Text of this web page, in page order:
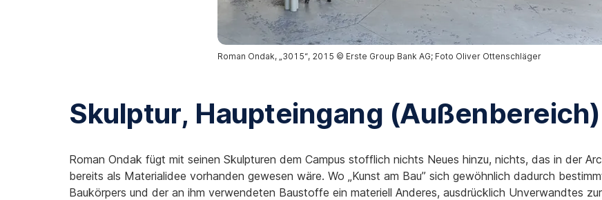
Roman Ondak, „3015“, 2015 © Erste Group Bank AG; Foto Oliver Ottenschläger
Skulptur, Haupteingang (Außenbereich)
Roman Ondak fügt mit seinen Skulpturen dem Campus stofflich nichts Neues hinzu, nichts, das in der
bereits als Materialidee vorhanden gewesen wäre. Wo „Kunst am Bau” sich gewöhnlich dadurch
Baukörpers und der an ihm verwendeten Baustoffe ein materiell Anderes, ausdrücklich Unverwandtes